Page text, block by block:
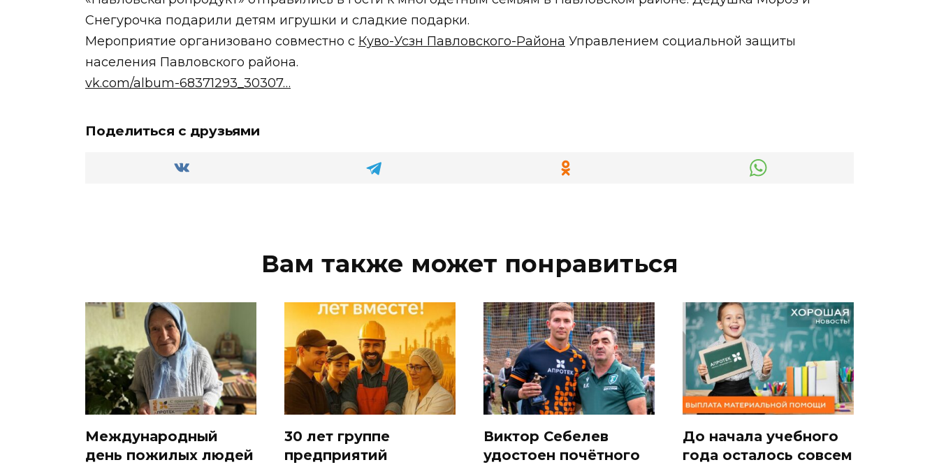
Снегурочка подарили детям игрушки и сладкие подарки.
Мероприятие организовано совместно с Куво-Усзн Павловского-Района Управлением социальной защиты
населения Павловского района.
vk.com/album-68371293_30307…
Поделиться с друзьями
Вам также может понравиться
Международный
день пожилых людей
30 лет группе
предприятий
Виктор Себелев
удостоен почётного
До начала учебного
года осталось совсем